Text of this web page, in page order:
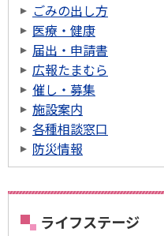
ごみの出し方
医療・健康
届出・申請書
広報たまむら
催し・募集
施設案内
各種相談窓口
防災情報
ライフステージ